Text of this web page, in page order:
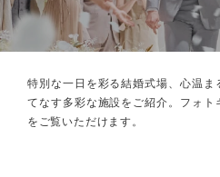
特別な一日を彩る結婚式場、心温ま
てなす多彩な施設をご紹介。フォト
をご覧いただけます。